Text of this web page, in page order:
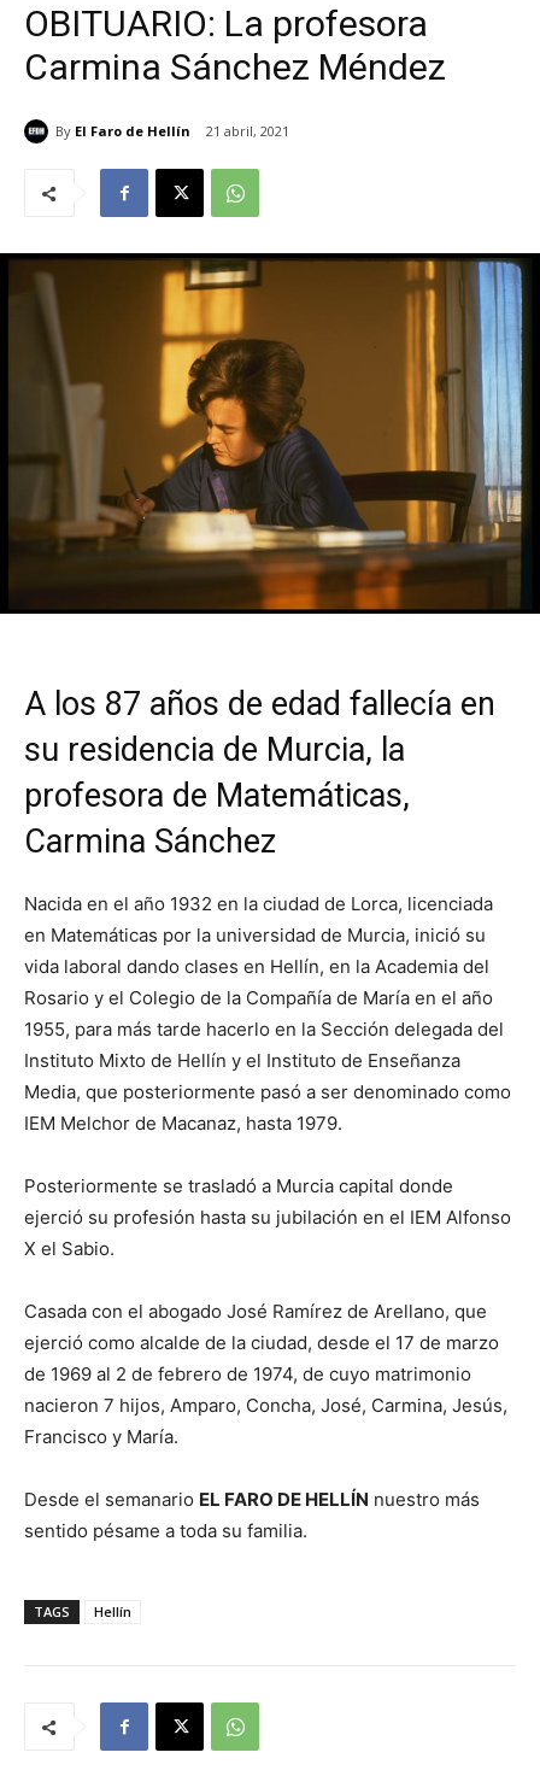
OBITUARIO: La profesora
Carmina Sánchez Méndez
By El Faro de Hellín 21 abril, 2021
A los 87 años de edad fallecía en
su residencia de Murcia, la
profesora de Matemáticas,
Carmina Sánchez
Nacida en el año 1932 en la ciudad de Lorca, licenciada
en Matemáticas por la universidad de Murcia, inició su
vida laboral dando clases en Hellín, en la Academia del
Rosario y el Colegio de la Compañía de María en el año
1955, para más tarde hacerlo en la Sección delegada del
Instituto Mixto de Hellín y el Instituto de Enseñanza
Media, que posteriormente pasó a ser denominado como
IEM Melchor de Macanaz, hasta 1979.
Posteriormente se trasladó a Murcia capital donde
ejerció su profesión hasta su jubilación en el IEM Alfonso
X el Sabio.
Casada con el abogado José Ramírez de Arellano, que
ejerció como alcalde de la ciudad, desde el 17 de marzo
de 1969 al 2 de febrero de 1974, de cuyo matrimonio
nacieron 7 hijos, Amparo, Concha, José, Carmina, Jesús,
Francisco y María.
Desde el semanario EL FARO DE HELLÍN nuestro más
sentido pésame a toda su familia.
TAGS Hellín